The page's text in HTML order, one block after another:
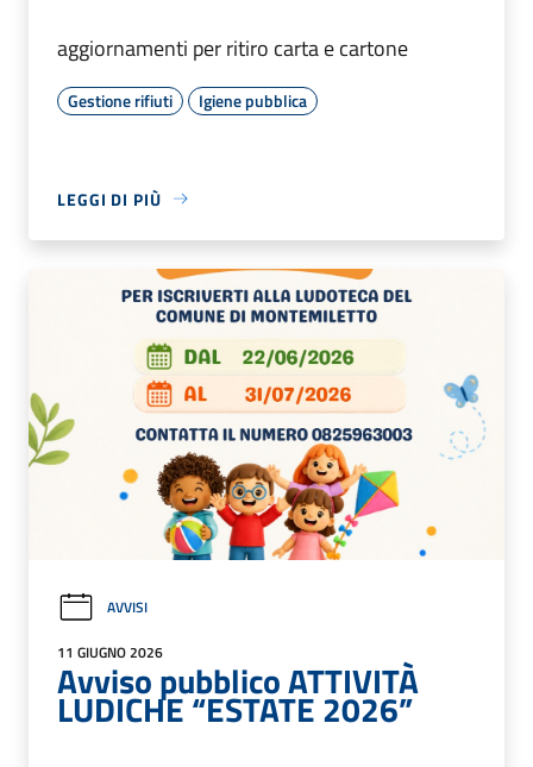
aggiornamenti per ritiro carta e cartone
Gestione rifiuti Igiene pubblica
LEGGI DI PIÙ
AVVISI
11 GIUGNO 2026
Avviso pubblico ATTIVITÀ
LUDICHE “ESTATE 2026”